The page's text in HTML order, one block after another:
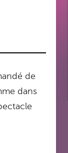
de
dans